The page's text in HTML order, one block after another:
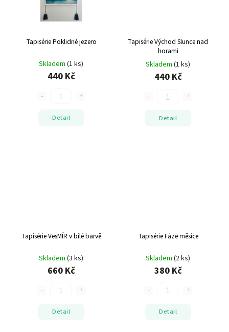
Tapisérie Poklidné jezero
Skladem (1 ks)
440 Kč
Detail
Tapisérie Východ Slunce nad
horami
Skladem (1 ks)
440 Kč
Detail
Tapisérie VesMÍR v bílé barvě
Skladem (3 ks)
660 Kč
Detail
Tapisérie Fáze měsíce
Skladem (2 ks)
380 Kč
Detail